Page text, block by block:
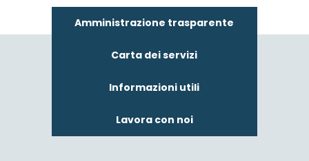
Amministrazione trasparente
Carta dei servizi
Informazioni utili
Lavora con noi